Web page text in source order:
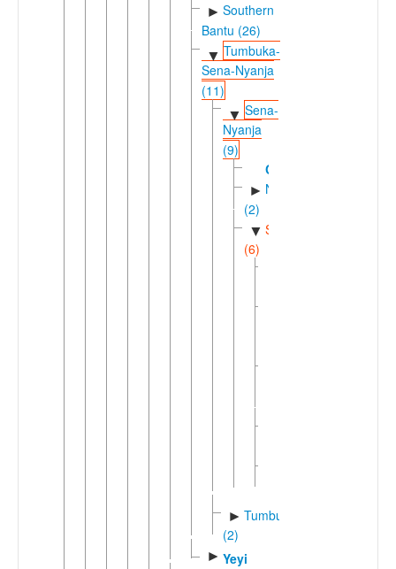
► Southern
Bantu (26)
▼Tumbuka-
Sena-Nyanja
(11)
▼Sena-
Nyanja
(9)
Chikunda
► Nyanjaic
(2)
▼ Senaic
(6)
► Tumbukic
(2)
► Yeyi